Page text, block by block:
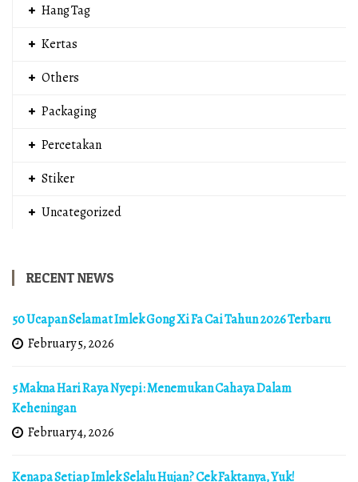
Hang Tag
Kertas
Others
Packaging
Percetakan
Stiker
Uncategorized
RECENT NEWS
50 Ucapan Selamat Imlek Gong Xi Fa Cai Tahun 2026 Terbaru
February 5, 2026
5 Makna Hari Raya Nyepi: Menemukan Cahaya Dalam
Keheningan
February 4, 2026
Kenapa Setiap Imlek Selalu Hujan? Cek Faktanya, Yuk!